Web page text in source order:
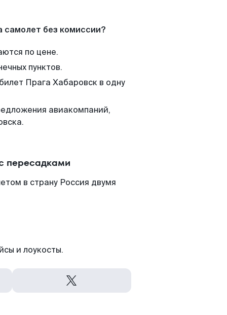
самолет без комиссии?
по цене.
пунктов.
Прага Хабаровск в одну
авиакомпаний,
пересадками
в страну Россия двумя
и лоукосты.